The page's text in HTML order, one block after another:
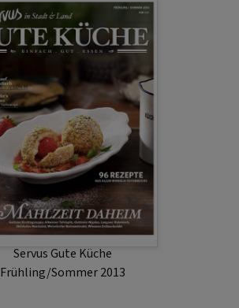
Servus Gute Küche
Frühling/Sommer 2013